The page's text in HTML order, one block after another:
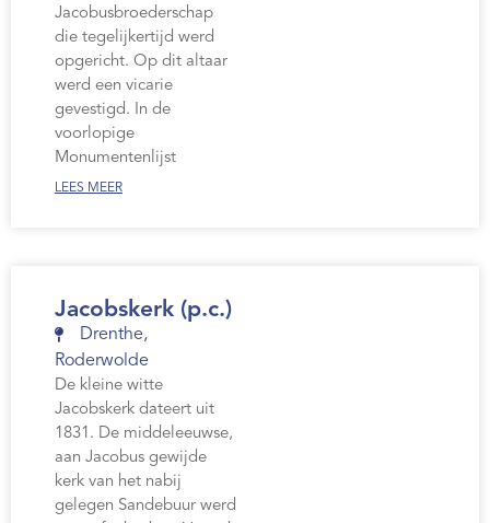
Jacobusbroederschap
die tegelijkertijd werd
opgericht. Op dit altaar
werd een vicarie
gevestigd. In de
voorlopige
Monumentenlijst
LEES MEER
Jacobskerk (p.c.)
Drenthe,
Roderwolde
De kleine witte
Jacobskerk dateert uit
1831. De middeleeuwse,
aan Jacobus gewijde
kerk van het nabij
gelegen Sandebuur werd